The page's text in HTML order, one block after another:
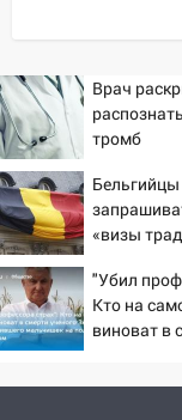
«посылку от
миллионов
14:30
ульяновец
знакомого
14:01
За
поймали 48
13:54
Хотел
но едва не
Врач
тромб
Бельгийцы
«визы
РФ
"Убил
Кто на
виноват в